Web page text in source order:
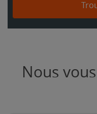
Nous